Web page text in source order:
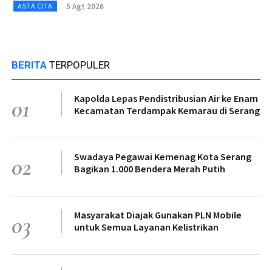
ASTA CITA 5 Agt 2026
BERITA TERPOPULER
01
Kapolda Lepas Pendistribusian Air ke Enam
Kecamatan Terdampak Kemarau di Serang
02
Swadaya Pegawai Kemenag Kota Serang
Bagikan 1.000 Bendera Merah Putih
03
Masyarakat Diajak Gunakan PLN Mobile
untuk Semua Layanan Kelistrikan